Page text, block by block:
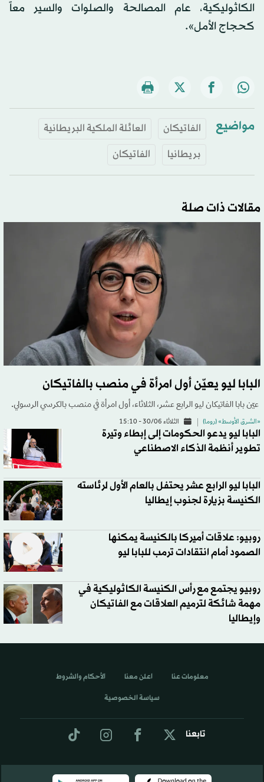
الكاثوليكية، عام المصالحة والصلوات والسير معاً
كحجاج الأمل».
مواضيع الفاتيكان
العائلة الملكية البريطانية
بريطانيا
الفاتيكان
مقالات ذات صلة
البابا ليو يعيّن أول امرأة في منصب بالفاتيكان
عيّن بابا الفاتيكان ليو الرابع عشر، الثلاثاء، أول امرأة في منصب بالكرسي الرسولي.
«الشرق الأوسط» (روما) الثلاثاء 30/06 - 15:10
البابا ليو يدعو الحكومات إلى إبطاء وتيرة
تطوير أنظمة الذكاء الاصطناعي
البابا ليو الرابع عشر يحتفل بالعام الأول لرئاسته
الكنيسة بزيارة لجنوب إيطاليا
روبيو: علاقات أميركا بالكنيسة يمكنها
الصمود أمام انتقادات ترمب للبابا ليو
روبيو يجتمع مع رأس الكنيسة الكاثوليكية في
مهمة شائكة لترميم العلاقات مع الفاتيكان
وإيطاليا
تابعنا
معلومات عنا اعلن معنا الأحكام والشروط
سياسة الخصوصية